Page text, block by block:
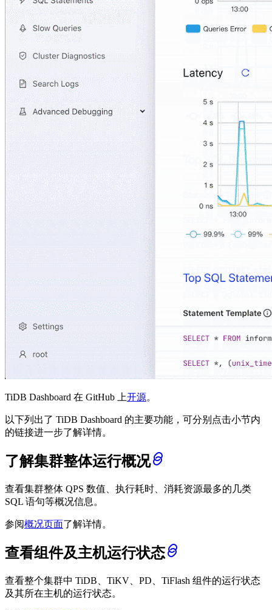
TiDB Dashboard 在 GitHub 上开源。
以下列出了 TiDB Dashboard 的主要功能，可分别点击小节内
的链接进一步了解详情。
了解集群整体运行概况
查看集群整体 QPS 数值、执行耗时、消耗资源最多的几类
SQL 语句等概况信息。
参阅概况页面了解详情。
查看组件及主机运行状态
查看整个集群中 TiDB、TiKV、PD、TiFlash 组件的运行状态
及其所在主机的运行状态。